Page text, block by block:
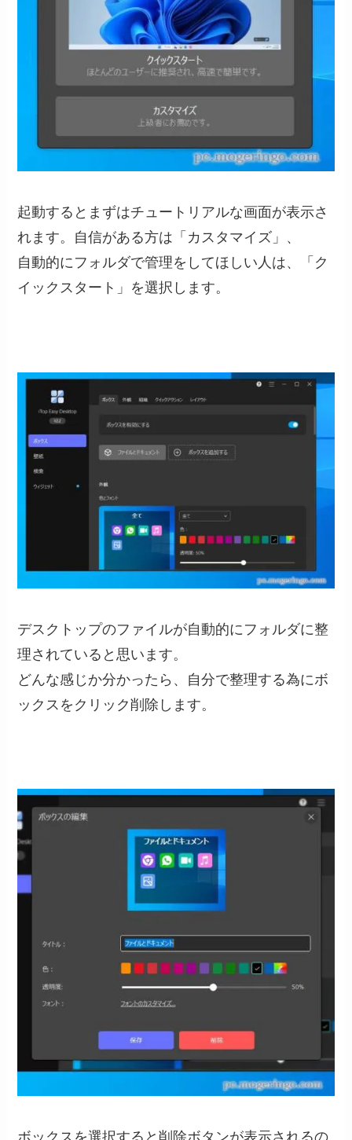
起動するとまずはチュートリアルな画面が表示さ
れます。自信がある方は「カスタマイズ」、
自動的にフォルダで管理をしてほしい人は、「ク
イックスタート」を選択します。
デスクトップのファイルが自動的にフォルダに整
理されていると思います。
どんな感じか分かったら、自分で整理する為にボ
ックスをクリック削除します。
ボックスを選択すると削除ボタンが表示されるの